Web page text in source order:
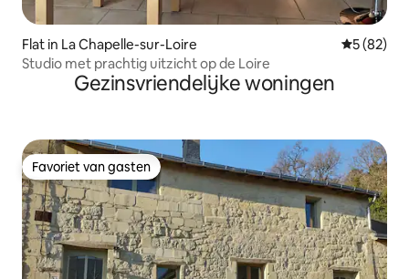
Flat in La Chapelle-sur-Loire
5 (82)
Studio met prachtig uitzicht op de Loire
Gezinsvriendelijke woningen
Favoriet van gasten
Favoriet van gasten